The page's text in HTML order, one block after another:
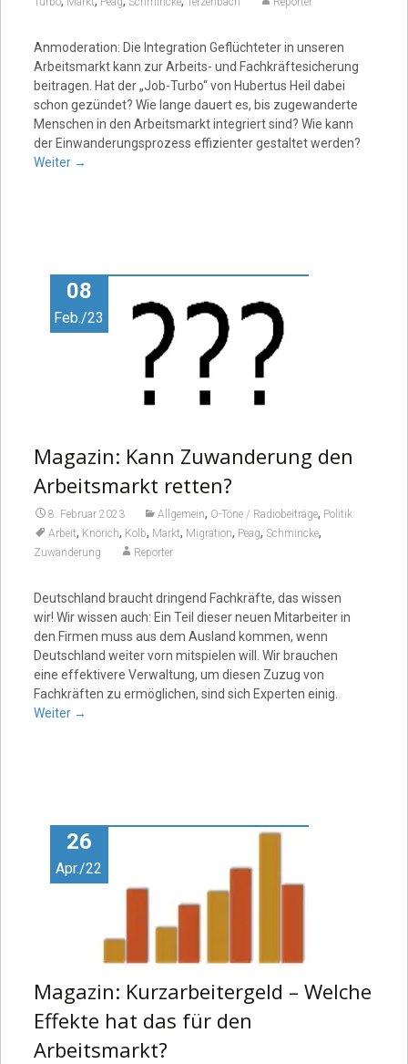
Anmoderation: Die Integration Geflüchteter in unseren
Arbeitsmarkt kann zur Arbeits- und Fachkräftesicherung
beitragen. Hat der „Job-Turbo“ von Hubertus Heil dabei
schon gezündet? Wie lange dauert es, bis zugewanderte
Menschen in den Arbeitsmarkt integriert sind? Wie kann
der Einwanderungsprozess effizienter gestaltet werden?
Weiter →
08
Feb./23
Magazin: Kann Zuwanderung den
Arbeitsmarkt retten?
8. Februar 2023 Allgemein, O-Töne / Radiobeiträge, Politik
Arbeit, Knörich, Kolb, Markt, Migration, Peag, Schmincke,
Zuwanderung Reporter
Deutschland braucht dringend Fachkräfte, das wissen
wir! Wir wissen auch: Ein Teil dieser neuen Mitarbeiter in
den Firmen muss aus dem Ausland kommen, wenn
Deutschland weiter vorn mitspielen will. Wir brauchen
eine effektivere Verwaltung, um diesen Zuzug von
Fachkräften zu ermöglichen, sind sich Experten einig.
Weiter →
26
Apr./22
Magazin: Kurzarbeitergeld – Welche
Effekte hat das für den
Arbeitsmarkt?